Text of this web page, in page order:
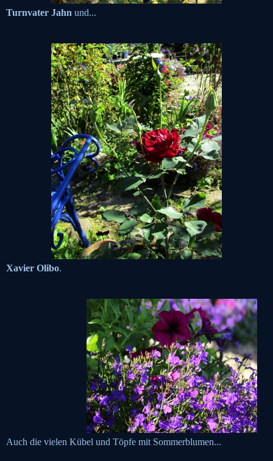
Turnvater Jahn und...
Xavier Olibo.
Auch die vielen Kübel und Töpfe mit Sommerblumen...